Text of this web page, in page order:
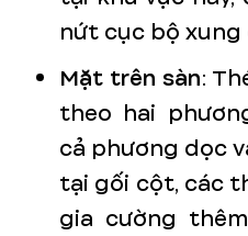
nứt cục bộ
Mặt trên sàn:
theo hai
cả phương dọc
tại gối cột, các
gia cường